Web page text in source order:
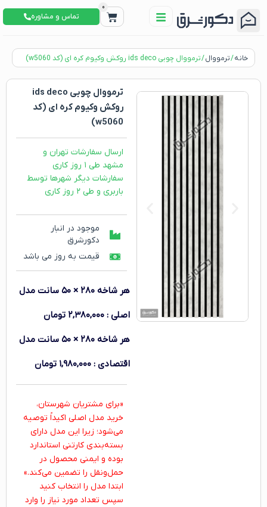
0
تماس و مشاوره
خانه/ترمووال/ ترمووال چوبی ids deco روکش وکیوم کره ای (کد w5060)
ترمووال چوبی ids deco
روکش وکیوم کره ای (کد
w5060)
ارسال سفارشات تهران و
مشهد طی ۱ روز کاری
سفارشات دیگر شهرها توسط
باربری و طی ۲ روز کاری
موجود در انبار
دکورشرق
قیمت به روز می باشد
هر شاخه ۲۸۰ × ۵۰ سانت مدل
اصلی :۲,۳۸۰,۰۰۰ تومان
هر شاخه ۲۸۰ × ۵۰ سانت مدل
اقتصادی :۱,۹۸۰,۰۰۰ تومان
«برای مشتریان شهرستان،
خرید مدل اصلی اکیداً توصیه
می‌شود؛ زیرا این مدل دارای
بسته‌بندی کارتنی استاندارد
بوده و ایمنی محصول در
حمل‌ونقل را تضمین می‌کند.»
ابتدا مدل را انتخاب کنید
سپس تعداد مورد نیاز را وارد